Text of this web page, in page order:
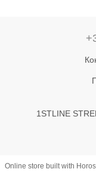
1STLINE
Online store built with